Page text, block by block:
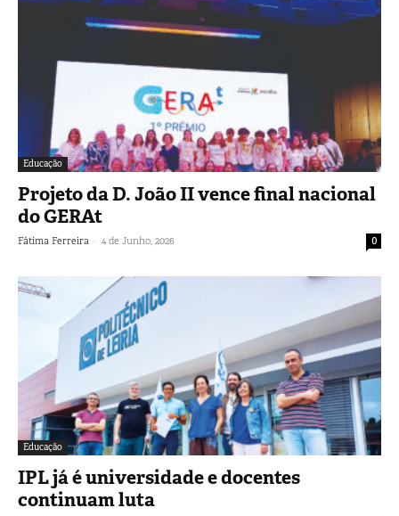
Educação
Projeto da D. João II vence final nacional
do GERAt
Fátima Ferreira - 4 de Junho, 2026 0
Educação
IPL já é universidade e docentes
continuam luta